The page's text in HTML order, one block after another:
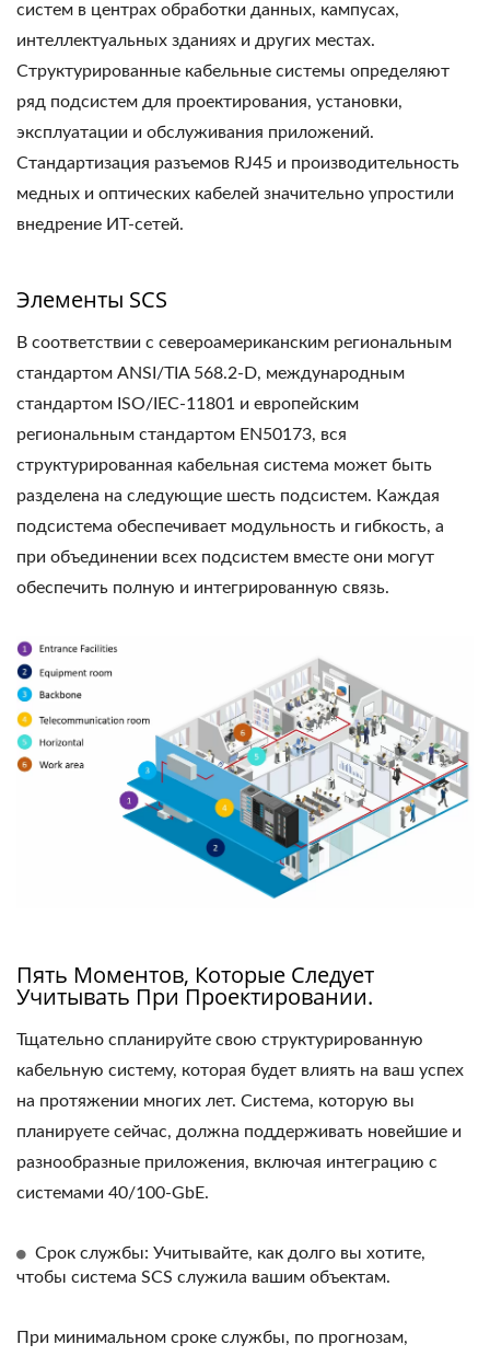
систем в центрах обработки данных, кампусах,
интеллектуальных зданиях и других местах.
Структурированные кабельные системы определяют
ряд подсистем для проектирования, установки,
эксплуатации и обслуживания приложений.
Стандартизация разъемов RJ45 и производительность
медных и оптических кабелей значительно упростили
внедрение ИТ-сетей.
Элементы SCS
В соответствии с североамериканским региональным
стандартом ANSI/TIA 568.2-D, международным
стандартом ISO/IEC-11801 и европейским
региональным стандартом EN50173, вся
структурированная кабельная система может быть
разделена на следующие шесть подсистем. Каждая
подсистема обеспечивает модульность и гибкость, а
при объединении всех подсистем вместе они могут
обеспечить полную и интегрированную связь.
Пять Моментов, Которые Следует
Учитывать При Проектировании.
Тщательно спланируйте свою структурированную
кабельную систему, которая будет влиять на ваш успех
на протяжении многих лет. Система, которую вы
планируете сейчас, должна поддерживать новейшие и
разнообразные приложения, включая интеграцию с
системами 40/100-GbE.
Срок службы: Учитывайте, как долго вы хотите,
чтобы система SCS служила вашим объектам.
При минимальном сроке службы, по прогнозам,